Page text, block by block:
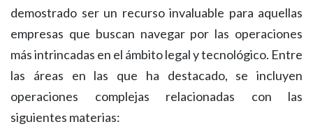
demostrado ser un recurso invaluable para aquellas
empresas que buscan navegar por las operaciones
más intrincadas en el ámbito legal y tecnológico. Entre
las áreas en las que ha destacado, se incluyen
operaciones complejas relacionadas con las
siguientes materias: